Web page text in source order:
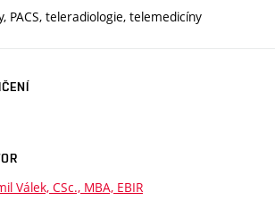
PACS, teleradiologie, telemedicíny
Válek, CSc., MBA, EBIR